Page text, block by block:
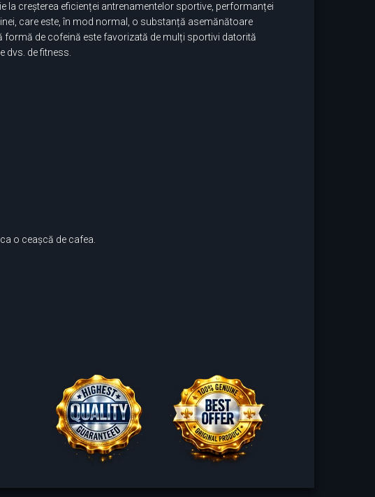
creșterea eficienței antrenamentelor sportive, performanței
care este, în mod normal, o substanță asemănătoare
formă de cofeină este favorizată de mulți sportivi datorită
dvs. de fitness.
o ceașcă de cafea.